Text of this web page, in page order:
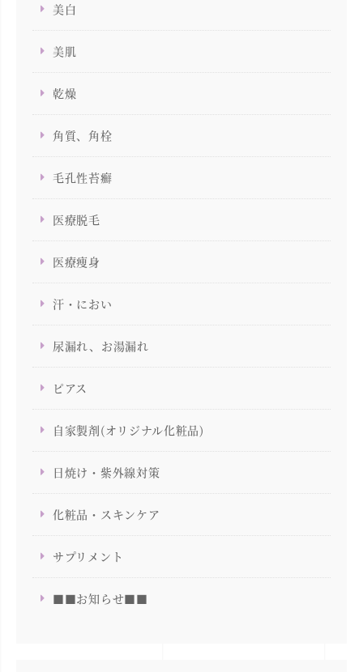
美白
美肌
乾燥
角質、角栓
毛孔性苔癬
医療脱毛
医療痩身
汗・におい
尿漏れ、お湯漏れ
ピアス
自家製剤(オリジナル化粧品)
日焼け・紫外線対策
化粧品・スキンケア
サプリメント
■■お知らせ■■